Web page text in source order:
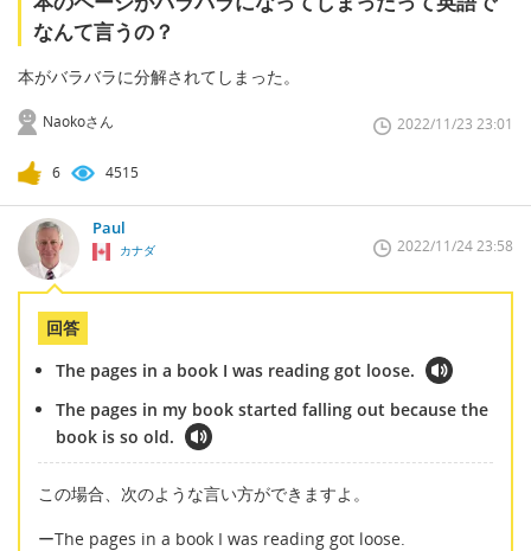
なんて言うの？
本がバラバラに分解されてしまった。
Naokoさん 2022/11/23 23:01
6 4515
Paul
カナダ 2022/11/24 23:58
回答
The pages in a book I was reading got loose.
The pages in my book started falling out because the
book is so old.
この場合、次のような言い方ができますよ。
ーThe pages in a book I was reading got loose.